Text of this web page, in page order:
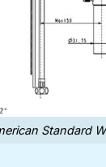
Standard